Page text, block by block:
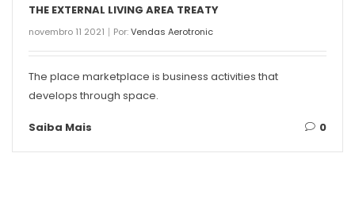
THE EXTERNAL LIVING AREA TREATY
novembro 11 2021 Por:Vendas Aerotronic
The place marketplace is business activities that
develops through space.
Saiba Mais 0